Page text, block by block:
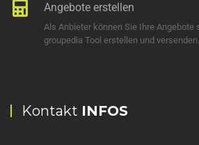
Angebote erstellen
Als Anbieter können Sie Ihre
groupedia Tool erstellen und versenden.
Kontakt INFOS